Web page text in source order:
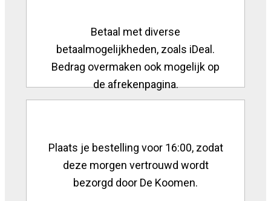
Betaal met diverse
betaalmogelijkheden, zoals iDeal.
Bedrag overmaken ook mogelijk op
de afrekenpagina.
Plaats je bestelling voor 16:00, zodat
deze morgen vertrouwd wordt
bezorgd door De Koomen.